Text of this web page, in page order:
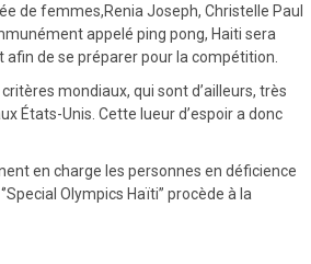
de femmes,Renia Joseph, Christelle Paul
appelé ping pong, Haiti sera
afin de se préparer pour la compétition.
mondiaux, qui sont d’ailleurs, très
États-Unis. Cette lueur d’espoir a donc
en charge les personnes en déficience
Olympics Haïti’’ procède à la